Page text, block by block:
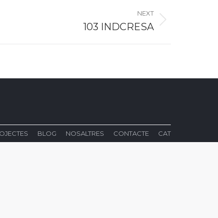
NEXT
103 INDCRESA
BLOG NOSALTRES CONTACTE CAT